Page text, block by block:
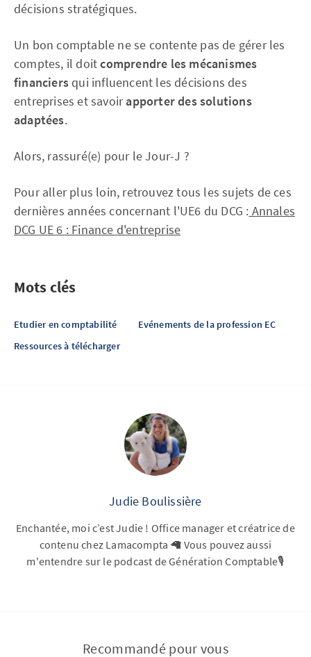
décisions stratégiques.
Un bon comptable ne se contente pas de gérer les
comptes, il doitcomprendre les mécanismes
financiersqui influencent les décisions des
entreprises et savoirapporter des solutions
adaptées.
Alors, rassuré(e) pour le Jour-J ?
Pour aller plus loin, retrouvez tous les sujets de ces
dernières années concernant l'UE6 du DCG : Annales
DCG UE 6 : Finance d'entreprise
Mots clés
Etudier en comptabilité
Evénements de la profession EC
Ressources à télécharger
Judie Boulissière
Enchantée, moi c’est Judie ! Office manager et créatrice de
contenu chez Lamacompta 🦙 Vous pouvez aussi
m'entendre sur le podcast de Génération Comptable🎙️
Recommandé pour vous